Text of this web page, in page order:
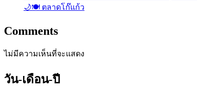
🌙🍽️ ตลาดโก๊แก้ว
Comments
ไม่มีความเห็นที่จะแสดง
วัน-เดือน-ปี